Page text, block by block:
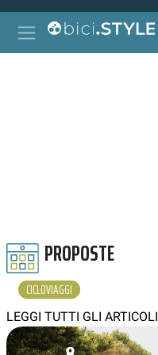
Vai al contenuto
Navigazione principale
Ricerca per:
PROPOSTE
CICLOVIAGGI
LEGGI TUTTI GLI ARTICOLI